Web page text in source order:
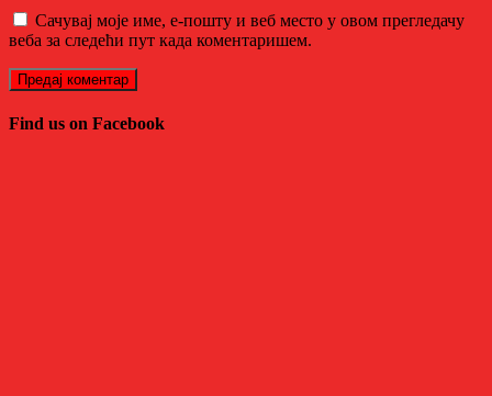
Сачувај моје име, е-пошту и веб место у овом прегледачу
веба за следећи пут када коментаришем.
Find us on Facebook